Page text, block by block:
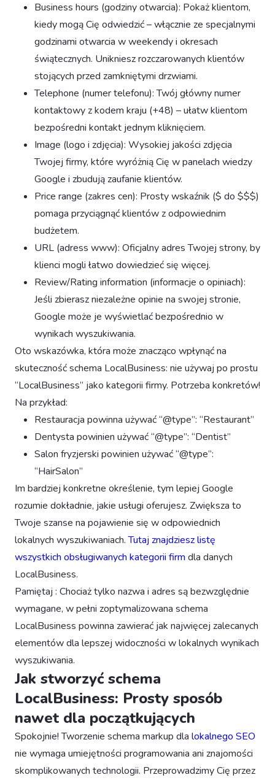
Business hours (godziny otwarcia): Pokaż klientom,
kiedy mogą Cię odwiedzić – włącznie ze specjalnymi
godzinami otwarcia w weekendy i okresach
świątecznych. Unikniesz rozczarowanych klientów
stojących przed zamkniętymi drzwiami.
Telephone (numer telefonu): Twój główny numer
kontaktowy z kodem kraju (+48) – ułatw klientom
bezpośredni kontakt jednym kliknięciem.
Image (logo i zdjęcia): Wysokiej jakości zdjęcia
Twojej firmy, które wyróżnią Cię w panelach wiedzy
Google i zbudują zaufanie klientów.
Price range (zakres cen): Prosty wskaźnik ($ do $$$)
pomaga przyciągnąć klientów z odpowiednim
budżetem.
URL (adress www): Oficjalny adres Twojej strony, by
klienci mogli łatwo dowiedzieć się więcej.
Review/Rating information (informacje o opiniach):
Jeśli zbierasz niezależne opinie na swojej stronie,
Google może je wyświetlać bezpośrednio w
wynikach wyszukiwania.
Oto wskazówka, która może znacząco wpłynąć na
skuteczność schema LocalBusiness: nie używaj po prostu
“LocalBusiness” jako kategorii firmy. Potrzeba konkretów!
Na przykład:
Restauracja powinna używać “@type”: “Restaurant”
Dentysta powinien używać “@type”: “Dentist”
Salon fryzjerski powinien używać “@type”:
“HairSalon”
Im bardziej konkretne określenie, tym lepiej Google
rozumie dokładnie, jakie usługi oferujesz. Zwiększa to
Twoje szanse na pojawienie się w odpowiednich
lokalnych wyszukiwaniach.Tutaj znajdziesz listę
wszystkich obsługiwanych kategorii firm dla danych
LocalBusiness.
Pamiętaj : Chociaż tylko nazwa i adres są bezwzględnie
wymagane, w pełni zoptymalizowana schema
LocalBusiness powinna zawierać jak najwięcej zalecanych
elementów dla lepszej widoczności w lokalnych wynikach
wyszukiwania.
Jak stworzyć schema
LocalBusiness: Prosty sposób
nawet dla początkujących
Spokojnie! Tworzenie schema markup dla lokalnego SEO
nie wymaga umiejętności programowania ani znajomości
skomplikowanych technologii. Przeprowadzimy Cię przez